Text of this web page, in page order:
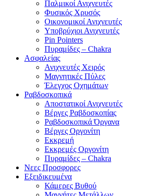
Παλμικοί Ανιχνευτές
Φυσικός Χρυσός
Οικονομικοί Ανιχνευτές
Υποβρύχιοι Ανιχνευτές
Pin Pointers
Πυραμίδες – Chakra
Ασφαλείας
Ανιχνευτές Χειρός
Μαγνητικές Πύλες
Έλεγχος Οχημάτων
Ραβδοσκοπικά
Αποστατικοί Ανιχνευτές
Βέργες Ραβδοσκοπίας
Ραβδοσκοπικά Όργανα
Βέργες Οργονίτη
Εκκρεμή
Εκκρεμές Οργονίτη
Πυραμίδες – Chakra
Νεες Προσφορες
Εξειδικευμένα
Κάμερες Βυθού